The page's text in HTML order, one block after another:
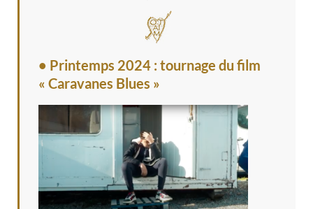
• Printemps 2024 : tournage du film
« Caravanes Blues »